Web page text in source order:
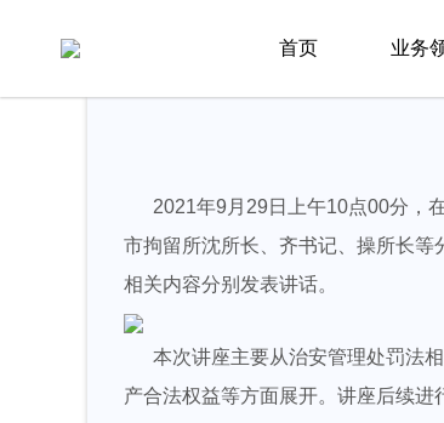
首页 业务
2021年9月29日上午10点00分，
市拘留所沈所长、齐书记、操所长
相关内容分别发表讲话。
本次讲座主要从治安管理处罚法相
产合法权益等方面展开。讲座后续